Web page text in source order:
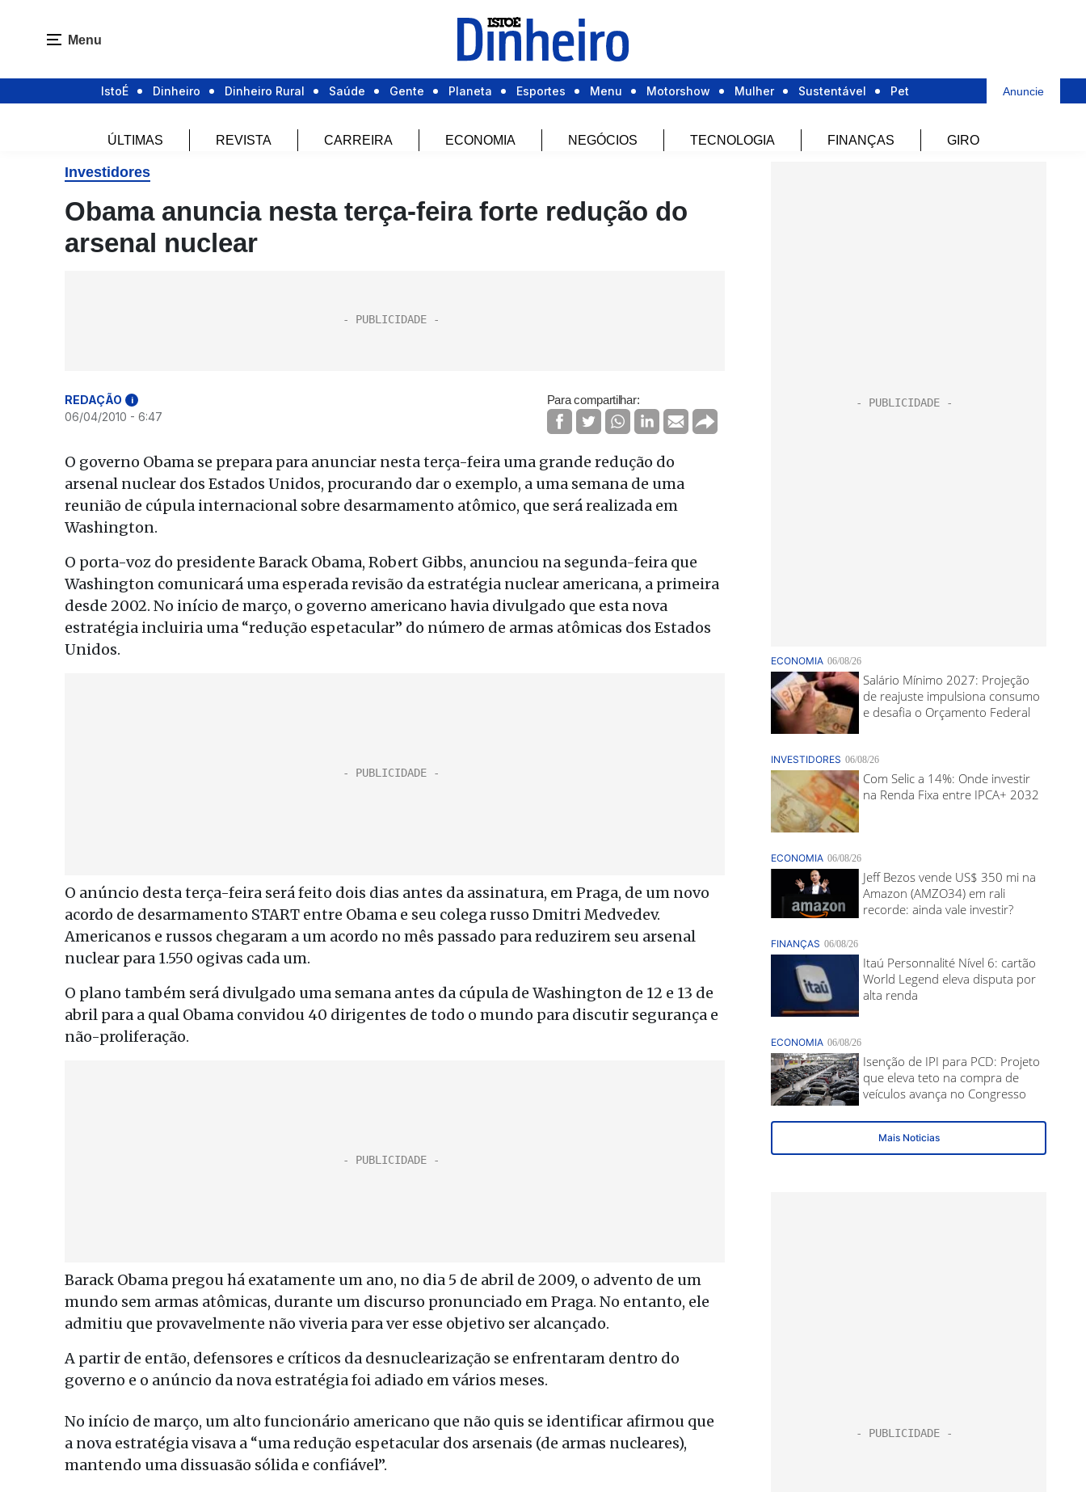
Menu
IstoÉ Dinheiro Dinheiro Rural Saúde Gente Planeta Esportes Menu Motorshow Mulher Sustentável Pet Anuncie
ÚLTIMAS REVISTA CARREIRA ECONOMIA NEGÓCIOS TECNOLOGIA FINANÇAS GIRO
Investidores
Obama anuncia nesta terça-feira forte redução do
arsenal nuclear
REDAÇÃO i
06/04/2010 - 6:47
Para compartilhar:
O governo Obama se prepara para anunciar nesta terça-feira uma grande redução do
arsenal nuclear dos Estados Unidos, procurando dar o exemplo, a uma semana de uma
reunião de cúpula internacional sobre desarmamento atômico, que será realizada em
Washington.
O porta-voz do presidente Barack Obama, Robert Gibbs, anunciou na segunda-feira que
Washington comunicará uma esperada revisão da estratégia nuclear americana, a primeira
desde 2002. No início de março, o governo americano havia divulgado que esta nova
estratégia incluiria uma “redução espetacular” do número de armas atômicas dos Estados
Unidos.
O anúncio desta terça-feira será feito dois dias antes da assinatura, em Praga, de um novo
acordo de desarmamento START entre Obama e seu colega russo Dmitri Medvedev.
Americanos e russos chegaram a um acordo no mês passado para reduzirem seu arsenal
nuclear para 1.550 ogivas cada um.
O plano também será divulgado uma semana antes da cúpula de Washington de 12 e 13 de
abril para a qual Obama convidou 40 dirigentes de todo o mundo para discutir segurança e
não-proliferação.
Barack Obama pregou há exatamente um ano, no dia 5 de abril de 2009, o advento de um
mundo sem armas atômicas, durante um discurso pronunciado em Praga. No entanto, ele
admitiu que provavelmente não viveria para ver esse objetivo ser alcançado.
A partir de então, defensores e críticos da desnuclearização se enfrentaram dentro do
governo e o anúncio da nova estratégia foi adiado em vários meses.
No início de março, um alto funcionário americano que não quis se identificar afirmou que
a nova estratégia visava a “uma redução espetacular dos arsenais (de armas nucleares),
mantendo uma dissuasão sólida e confiável”.